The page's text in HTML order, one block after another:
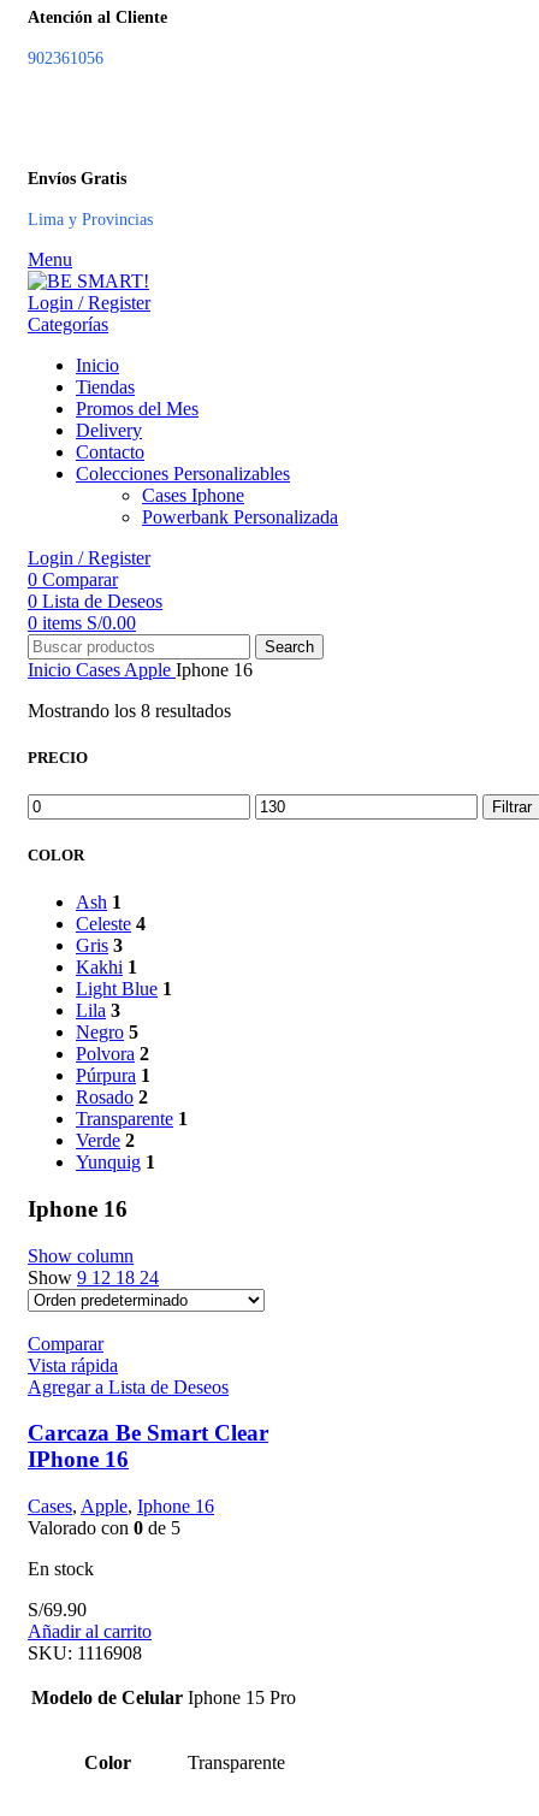
Atención al Cliente
902361056
Envíos Gratis
Lima y Provincias
Menu
Login / Register
Categorías
Inicio
Tiendas
Promos del Mes
Delivery
Contacto
Colecciones Personalizables
Cases Iphone
Powerbank Personalizada
Login / Register
0 Comparar
0 Lista de Deseos
0 items S/0.00
Search
Inicio Cases Apple Iphone 16
Mostrando los 8 resultados
PRECIO
Precio
mínimo
Precio
máximo
Filtrar
COLOR
Ash 1
Celeste 4
Gris 3
Kakhi 1
Light Blue 1
Lila 3
Negro 5
Polvora 2
Púrpura 1
Rosado 2
Transparente 1
Verde 2
Yunquig 1
Iphone 16
Show column
Show 9 12 18 24
Comparar
Vista rápida
Agregar a Lista de Deseos
Carcaza Be Smart Clear
IPhone 16
Cases, Apple, Iphone 16
Valorado con 0 de 5
En stock
S/69.90
Añadir al carrito
SKU: 1116908
Modelo de Celular Iphone 15 Pro
Color Transparente